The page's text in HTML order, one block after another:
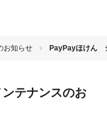
お知らせ PayPayほけん
テナンスのお